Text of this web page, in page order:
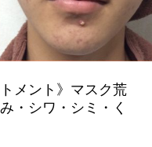
メント》マスク荒
・シワ・シミ・く